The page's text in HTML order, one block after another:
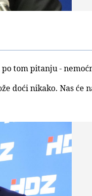
tom pitanju -
doći nikako. Nas će